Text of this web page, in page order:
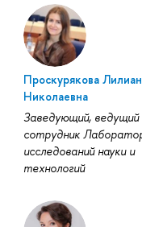
Проскурякова
Николаевна
Заведующий, ведущий
сотрудник
исследований науки и
технологий